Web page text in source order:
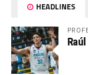
HEADLINES